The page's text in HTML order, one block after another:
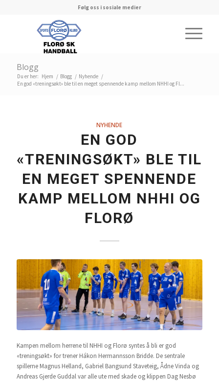
Følg oss i sosiale medier
Blogg
Du er her: Hjem / Blogg / Nyhende /
En god «treningsøkt» ble til en meget spennende kamp mellom NHHI og Fl...
NYHENDE
EN GOD
«TRENINGSØKT» BLE TIL
EN MEGET SPENNENDE
KAMP MELLOM NHHI OG
FLORØ
Kampen mellom herrene til NHHI og Florø syntes å bli er god
«treningsøkt» for trener Hákon Hermannsson Bridde. De sentrale
spillerne Magnus Helland, Gabriel Bangsund Staveteig, Ådne Vinda og
Andreas Gjerde Guddal var alle ute med skade og klippen Dag Nesbø